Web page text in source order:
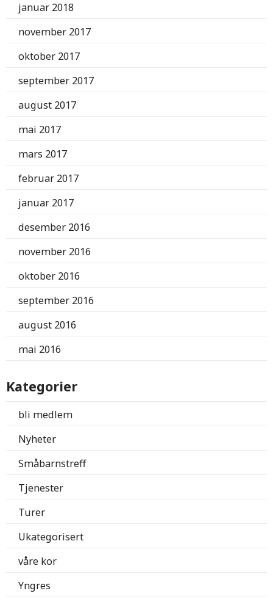
januar 2018
november 2017
oktober 2017
september 2017
august 2017
mai 2017
mars 2017
februar 2017
januar 2017
desember 2016
november 2016
oktober 2016
september 2016
august 2016
mai 2016
Kategorier
bli medlem
Nyheter
Småbarnstreff
Tjenester
Turer
Ukategorisert
våre kor
Yngres